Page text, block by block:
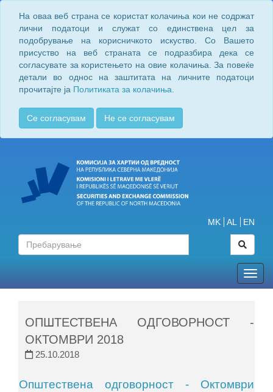
На оваа веб страна се користат колачиња кои не содржат
лични податоци и служат со единствена цел за
подобрување на корисничкото искуство. Со Вашето
присуство на веб страната се подразбира дека се
согласувате за користењето на овие колачиња. За повеќе
детали во однос на заштитата на личните податоци
прочитајте ја Политиката за колачиња.
Се согласувам Не се согласувам
MK AL EN
ОПШТЕСТВЕНА ОДГОВОРНОСТ -
ОКТОМВРИ 2018
25.10.2018
Општествена одговорност - Октомври